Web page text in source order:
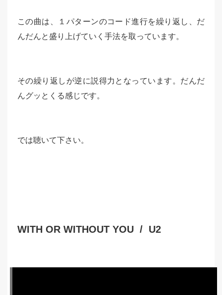
この曲は、１パターンのコード進行を繰り返し、だ
んだんと盛り上げていく手法を取っています。
その繰り返しが逆に説得力となっています。だんだ
んグッとくる感じです。
では聴いて下さい。
WITH OR WITHOUT YOU / U2